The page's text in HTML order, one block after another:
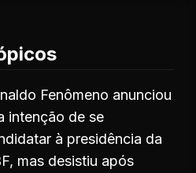
Fenômeno anunciou
intenção de se
à presidência da
mas desistiu após